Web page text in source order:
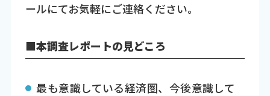
ールにてお気軽にご連絡ください。
■本調査レポートの見どころ
最も意識している経済圏、今後意識して